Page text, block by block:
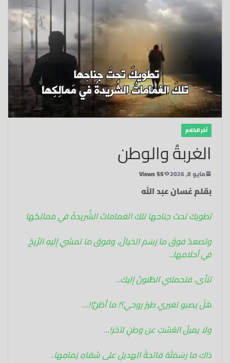
آخر الكلام
الغربةُ والوطن
مايو 8, 2026 55 Views
بقلم غسان عبد الله
تطويكَ تحتَ جناحِها‏ تلكَ الغماماتُ الشَّريدةُ في مَمالِكِها‏
وتصعدُ فوقَ ما رَسَمَ الخيالُ،‏ وفوق ما تمشي إليهِ الرِّيحُ
في أحلامِها‏..
تنأى، فتحملني الظُّنونُ إليكَ..
هَلْ‏ يصبو لغيري طيرُ روحي؟! ‏ما أظنُّ!!…
ولا يميلُ العُشبُ عن وَطنٍ لآخَرَ!…
ذاك ما رَسَمَتْهُ فاتحةُ الهديلِ على‏ شفاهِ يَمامِها.‏